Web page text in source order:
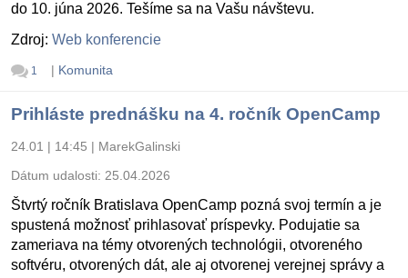
do 10. júna 2026. Tešíme sa na Vašu návštevu.
Zdroj: Web konferencie
1 | Komunita
Prihláste prednášku na 4. ročník OpenCamp
24.01 | 14:45 | MarekGalinski
Dátum udalosti: 25.04.2026
Štvrtý ročník Bratislava OpenCamp pozná svoj termín a je
spustená možnosť prihlasovať príspevky. Podujatie sa
zameriava na témy otvorených technológii, otvoreného
softvéru, otvorených dát, ale aj otvorenej verejnej správy a